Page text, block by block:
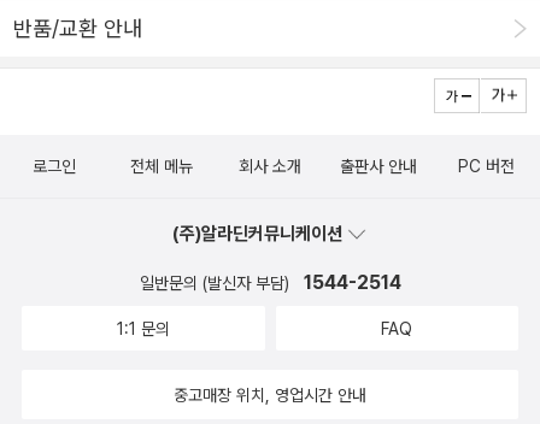
하는 학자이고, 학자로서 자기 정체성을 삼는 인물의 글쓰기는 어떠
n)과 번역에 관한 주석(A Note on the Translation)을 반복해서
읽어볼 만하다.특히, 3 페이지 가량의 번역에 관한 주석을 통해 우리
는 번역에 관한 하비 맨스필드의 견해를 알 수 있다. 그는 여타의 <군
피력한다.Since I am convinced that Machiavelli was one of
take very seriously the translator's obligation to present a
writer's thought in his own words, insofar as possible. It did
ent to Machiavelli's words in up-to-date, colloquial prose,
나는 근본적으로 그를 이해하는 하나의 키워드라고 생각한다. 과학적
이성, 국가, 종교가 그에게 왜 필요한 존재인지, 그리고 더 나아가서
특히 국가라는 지점에서, 왜 commonwealth가 필요하고, 인간 개
그에게 인간은 너무나 불안정하고 너무나 주관적인 존재라서 객관타
에 대한 불신은, 결국 인간 개별이 자신의 권리를 자연스럽게 포기하
여 그것을 국가에게 양도하는 시스템으로의 전환을 낳게 한다. 이것
보면, 홉스처럼 생각하는 사람들이 얼마나 많은가? 인간의 본성에 대
야 한다고 생각하는 그러한 사람들. 사람들의 이중성이 너무나 재밌
반품/교환 안내
로그인 전체 메뉴 회사 소개 출판사 안내 PC 버전
(주)알라딘커뮤니케이션
일반문의 (발신자 부담) 1544-2514
1:1 문의 FAQ
중고매장 위치, 영업시간 안내